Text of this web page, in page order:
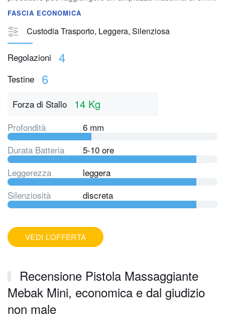
FASCIA ECONOMICA
Custodia Trasporto, Leggera, Silenziosa
Regolazioni 4
Testine 6
Forza di Stallo 14 Kg
Profondità
6 mm
Durata Batteria
5-10 ore
Leggerezza
leggera
Silenziosità
discreta
VEDI L’OFFERTA
Recensione Pistola Massaggiante
Mebak Mini, economica e dal giudizio
non male